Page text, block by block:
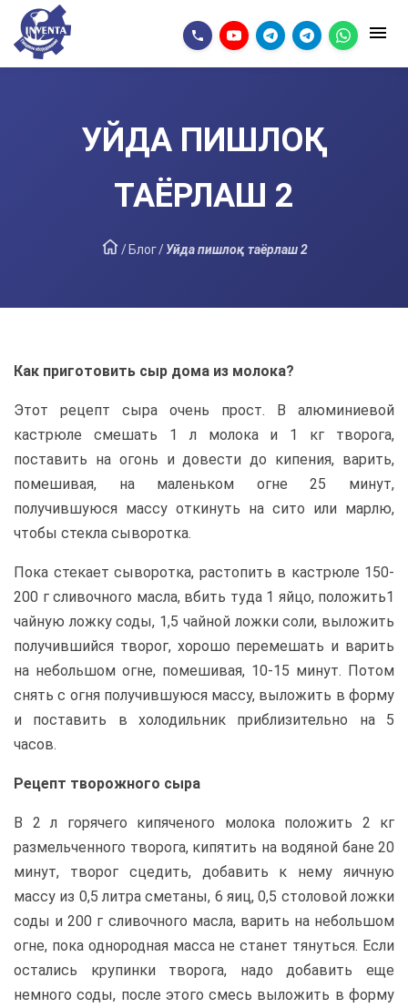
УЙДА ПИШЛОҚ
ТАЁРЛАШ 2
/ Блог/ Уйда пишлоқ таёрлаш 2
Как приготовить сыр дома из молока?
Этот рецепт сыра очень прост. В алюминиевой
кастрюле смешать 1 л молока и 1 кг творога,
поставить на огонь и довести до кипения, варить,
помешивая, на маленьком огне 25 минут,
получившуюся массу откинуть на сито или марлю,
чтобы стекла сыворотка.
Пока стекает сыворотка, растопить в кастрюле 150-
200 г сливочного масла, вбить туда 1 яйцо, положить1
чайную ложку соды, 1,5 чайной ложки соли, выложить
получившийся творог, хорошо перемешать и варить
на небольшом огне, помешивая, 10-15 минут. Потом
снять с огня получившуюся массу, выложить в форму
и поставить в холодильник приблизительно на 5
часов.
Рецепт творожного сыра
В 2 л горячего кипяченого молока положить 2 кг
размельченного творога, кипятить на водяной бане 20
минут, творог сцедить, добавить к нему яичную
массу из 0,5 литра сметаны, 6 яиц, 0,5 столовой ложки
соды и 200 г сливочного масла, варить на небольшом
огне, пока однородная масса не станет тянуться. Если
остались крупинки творога, надо добавить еще
немного соды, после этого смесь выложить в форму